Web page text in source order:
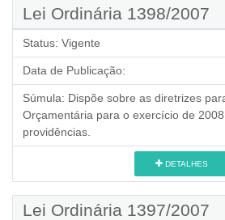
Lei Ordinária 1398/2007
Status: Vigente
Data de Publicação:
Súmula: Dispõe sobre as diretrizes
Orçamentária para o exercício de
providências.
DETALHES
Lei Ordinária 1397/2007